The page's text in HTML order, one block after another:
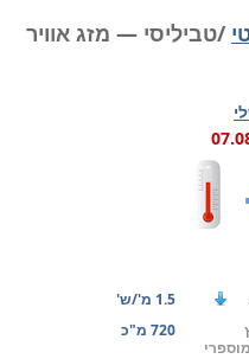
/טביליסי — מזג אוויר
1.5 מ'/ש'
720 מ"כ